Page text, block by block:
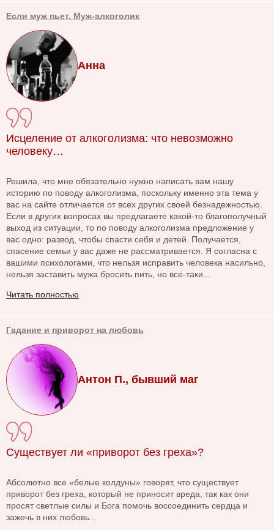
Если муж пьет. Муж-алкоголик
Анна
Исцеление от алкоголизма: что невозможно
человеку…
Решила, что мне обязательно нужно написать вам нашу
историю по поводу алкоголизма, поскольку именно эта тема у
вас на сайте отличается от всех других своей безнадежностью.
Если в других вопросах вы предлагаете какой-то благополучный
выход из ситуации, то по поводу алкоголизма предложение у
вас одно: развод, чтобы спасти себя и детей. Получается,
спасение семьи у вас даже не рассматривается. Я согласна с
вашими психологами, что нельзя исправить человека насильно,
нельзя заставить мужа бросить пить, но все-таки...
Читать полностью
Гадание и приворот на любовь
Антон П., бывший маг
Существует ли «приворот без греха»?
Абсолютно все «белые колдуны» говорят, что существует
приворот без греха, который не приносит вреда, так как они
просят светлые силы и Бога помочь воссоединить сердца и
зажечь в них любовь...